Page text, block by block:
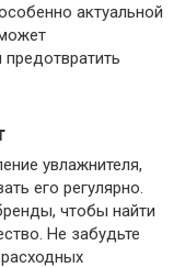
актуальной
увлажнителя,
его регулярно.
чтобы найти
Не забудьте